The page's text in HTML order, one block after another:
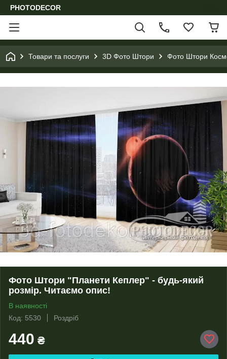
PHOTODECOR
Товари та послуги 3D Фото Штори Фото Штори
Фото Штори "Планети Кеплер" - будь-який
розмір. Читаємо опис!
В наявності
Код: 5530
Роздріб
440 ₴